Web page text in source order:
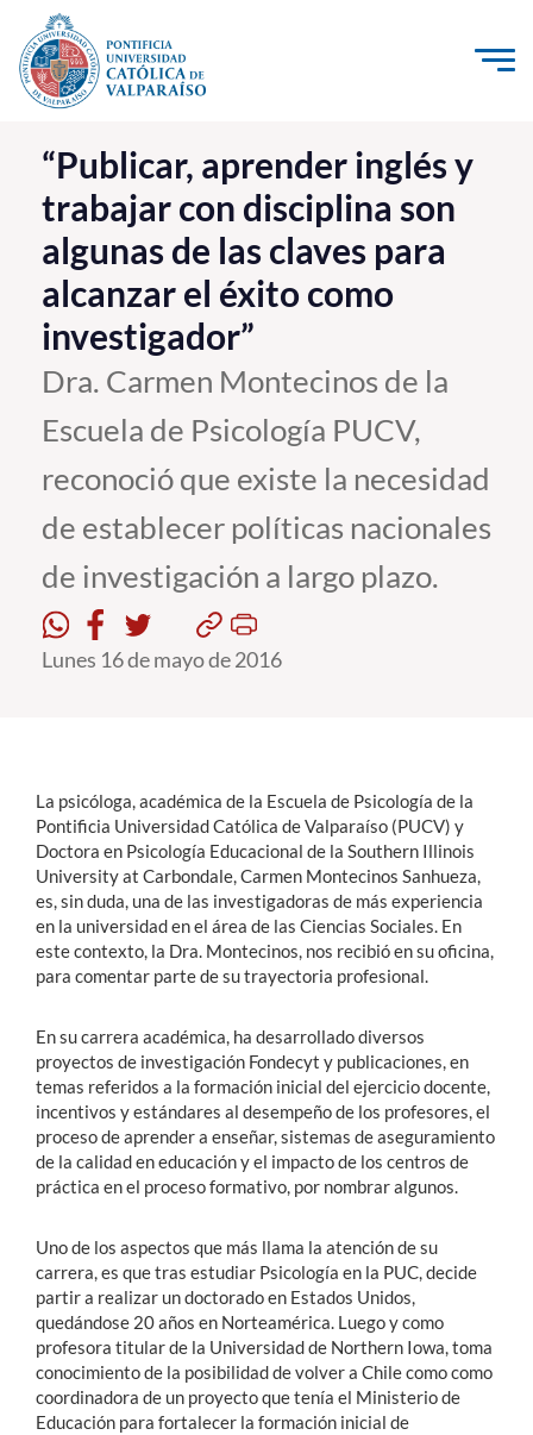
Click acá para ir directamente al contenido
La Universidad
Investigación, Creación e Innovación
PUCV Internacional
Vinculación con el Medio
Admisión
Pregrado
Postgrado
Formación Continua
Académicos
English
“Publicar, aprender inglés y
trabajar con disciplina son
algunas de las claves para
alcanzar el éxito como
investigador”
Dra. Carmen Montecinos de la
Escuela de Psicología PUCV,
reconoció que existe la necesidad
de establecer políticas nacionales
de investigación a largo plazo.
Lunes 16 de mayo de 2016
La psicóloga, académica de la Escuela de Psicología de la
Pontificia Universidad Católica de Valparaíso (PUCV) y
Doctora en Psicología Educacional de la Southern Illinois
University at Carbondale, Carmen Montecinos Sanhueza,
es, sin duda, una de las investigadoras de más experiencia
en la universidad en el área de las Ciencias Sociales. En
este contexto, la Dra. Montecinos, nos recibió en su oficina,
para comentar parte de su trayectoria profesional.
En su carrera académica, ha desarrollado diversos
proyectos de investigación Fondecyt y publicaciones, en
temas referidos a la formación inicial del ejercicio docente,
incentivos y estándares al desempeño de los profesores, el
proceso de aprender a enseñar, sistemas de aseguramiento
de la calidad en educación y el impacto de los centros de
práctica en el proceso formativo, por nombrar algunos.
Uno de los aspectos que más llama la atención de su
carrera, es que tras estudiar Psicología en la PUC, decide
partir a realizar un doctorado en Estados Unidos,
quedándose 20 años en Norteamérica. Luego y como
profesora titular de la Universidad de Northern Iowa, toma
conocimiento de la posibilidad de volver a Chile como como
coordinadora de un proyecto que tenía el Ministerio de
Educación para fortalecer la formación inicial de